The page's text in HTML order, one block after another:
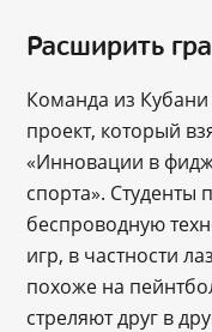
Расширить
Команда из Кубани
проект, который
«Инновации в
спорта». Студенты
беспроводную
игр, в частности
похоже на
стреляют друг в